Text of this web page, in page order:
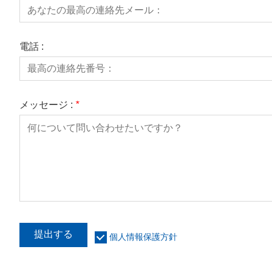
電話 :
メッセージ : *
提出する 個人情報保護方針